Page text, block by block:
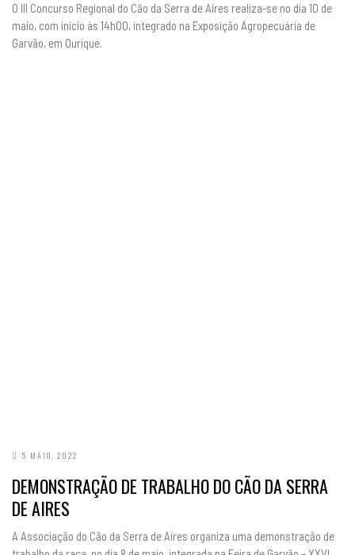
O III Concurso Regional do Cão da Serra de Aires realiza-se no dia 10 de
maio, com início às 14h00, integrado na Exposição Agropecuária de
Garvão, em Ourique.
5 MAIO, 2022
DEMONSTRAÇÃO DE TRABALHO DO CÃO DA SERRA
DE AIRES
A Associação do Cão da Serra de Aires organiza uma demonstração de